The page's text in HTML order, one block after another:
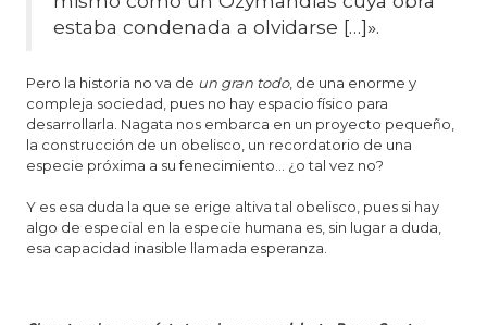
estaba condenada a olvidarse […]».
Pero la historia no va de un gran todo, de una enorme y
compleja sociedad, pues no hay espacio físico para
desarrollarla. Nagata nos embarca en un proyecto pequeño,
la construcción de un obelisco, un recordatorio de una
especie próxima a su fenecimiento… ¿o tal vez no?
Y es esa duda la que se erige altiva tal obelisco, pues si hay
algo de especial en la especie humana es, sin lugar a duda,
esa capacidad inasible llamada esperanza.